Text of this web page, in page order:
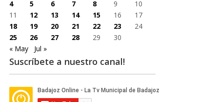
4
5 6 7 8 9
10
11
12 13 14 15 16
17
18
19 20 21 22 23
24
25
26 27 28 29
30
« May
Jul »
Suscríbete a nuestro canal!